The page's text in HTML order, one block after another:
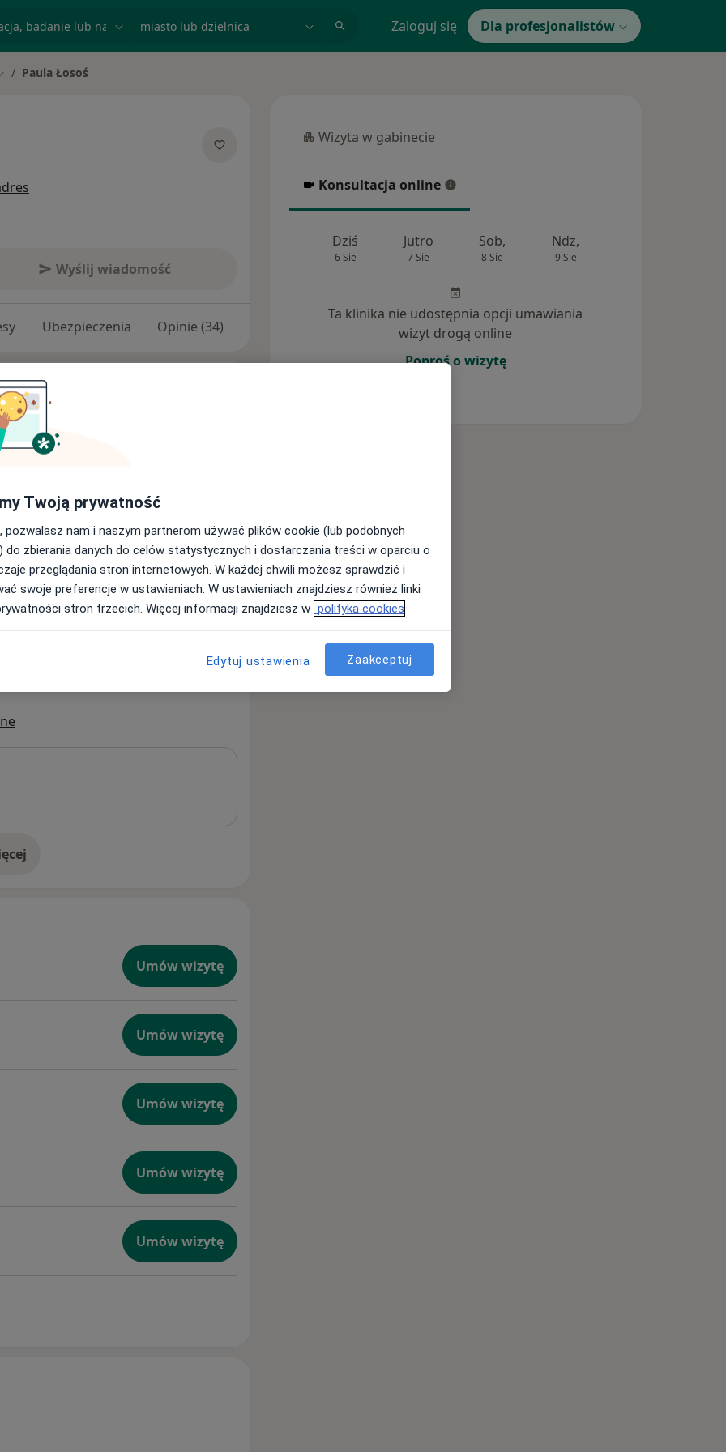
Zaloguj się Dla profesjonalistów
miasto
Paula Łosoś
Wyślij wiadomość
Ubezpieczenia Opinie (34)
specjalizującym się w zaburzeniach
redukcji masy ciała. Od
się z różnorodnymi problemami
trudności zdrowotnych i
równowagę organizmu.
nawyków żywieniowych, ale
moich klientów. Utrata
dodatkiem do osiągania głębszej
dietetyki hormonalnej, żywienia
są podstawą mojej pracy.
– zapraszam Cię do współpracy!
Choroby dietozależne
Umów wizytę
Umów wizytę
Umów wizytę
Umów wizytę
Umów wizytę
Wizyta w gabinecie
Wizyta w gabinecie
Konsultacja online
Konsultacja online
Dziś
6 Sie
Jutro
7 Sie
Sob,
8 Sie
Ndz,
9 Sie
Ta klinika nie udostępnia opcji umawiania
wizyt drogą online
Poproś o wizytę
Twoją prywatność
pozwalasz nam i naszym partnerom używać plików cookie (lub podobnych
do zbierania danych do celów statystycznych i dostarczania treści w oparciu o
przeglądania stron internetowych. W każdej chwili możesz sprawdzić i
swoje preferencje w ustawieniach. W ustawieniach znajdziesz również linki
stron trzecich. Więcej informacji znajdziesz w polityka cookies
Edytuj ustawienia Zaakceptuj